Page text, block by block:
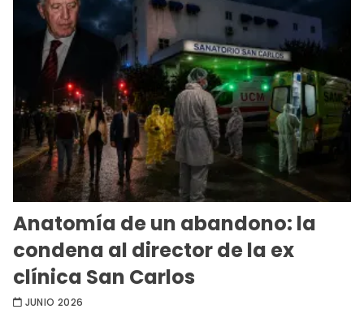
Anatomía de un abandono: la
condena al director de la ex
clínica San Carlos
JUNIO 2026